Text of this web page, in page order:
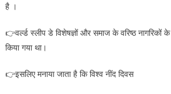
है ।
👉वर्ल्ड स्लीप डे विशेषज्ञों और समाज के वरिष्ठ
किया गया था।
👉इसलिए मनाया जाता है कि विश्व नींद दिवस